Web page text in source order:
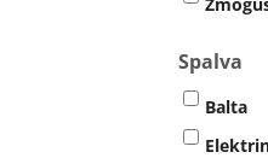
Spalva
Balta